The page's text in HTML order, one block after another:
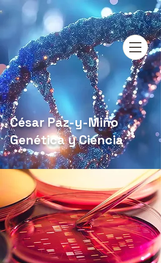
César Paz-y-Miño
Genética y Ciencia